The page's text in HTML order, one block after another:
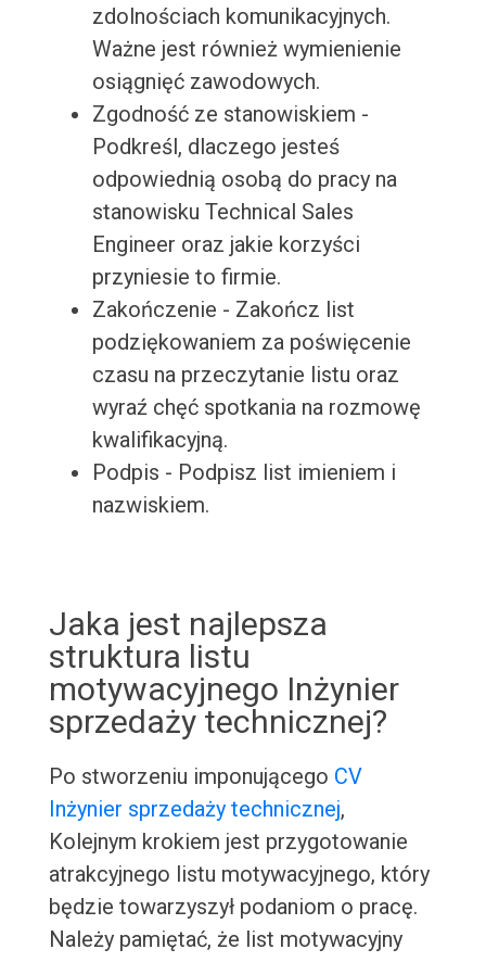
zdolnościach komunikacyjnych.
Ważne jest również wymienienie
osiągnięć zawodowych.
Zgodność ze stanowiskiem -
Podkreśl, dlaczego jesteś
odpowiednią osobą do pracy na
stanowisku Technical Sales
Engineer oraz jakie korzyści
przyniesie to firmie.
Zakończenie - Zakończ list
podziękowaniem za poświęcenie
czasu na przeczytanie listu oraz
wyraź chęć spotkania na rozmowę
kwalifikacyjną.
Podpis - Podpisz list imieniem i
nazwiskiem.
Jaka jest najlepsza
struktura listu
motywacyjnego Inżynier
sprzedaży technicznej?
Po stworzeniu imponującego CV
Inżynier sprzedaży technicznej,
Kolejnym krokiem jest przygotowanie
atrakcyjnego listu motywacyjnego, który
będzie towarzyszył podaniom o pracę.
Należy pamiętać, że list motywacyjny